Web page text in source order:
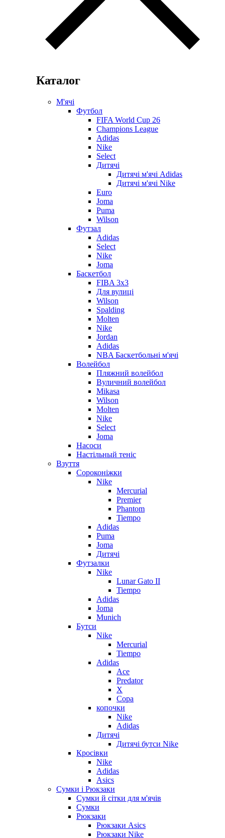
Каталог
М'ячі
Футбол
FIFA World Cup 26
Champions League
Adidas
Nike
Select
Дитячі
Дитячі м'ячі Adidas
Дитячі м'ячі Nike
Euro
Joma
Puma
Wilson
Футзал
Adidas
Select
Nike
Joma
Баскетбол
FIBA 3x3
Для вулиці
Wilson
Spalding
Molten
Nike
Jordan
Adidas
NBA Баскетбольні м'ячі
Волейбол
Пляжний волейбол
Вуличний волейбол
Mikasa
Wilson
Molten
Nike
Select
Joma
Насоси
Настільный теніс
Взуття
Сороконіжки
Nike
Mercurial
Premier
Phantom
Tiempo
Adidas
Puma
Joma
Дитячі
Футзалки
Nike
Lunar Gato II
Tiempo
Adidas
Joma
Munich
Бутси
Nike
Mercurial
Tiempo
Adidas
Ace
Predator
X
Copa
копочки
Nike
Adidas
Дитячі
Дитячі бутси Nike
Кросівки
Nike
Adidas
Asics
Сумки і Рюкзаки
Сумки й сітки для м'ячів
Сумки
Рюкзаки
Рюкзаки Asics
Рюкзаки Nike